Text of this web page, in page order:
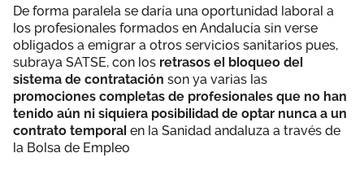
De forma paralela se daría una oportunidad laboral a
los profesionales formados en Andalucía sin verse
obligados a emigrar a otros servicios sanitarios pues,
subraya SATSE, con los retrasos el bloqueo del
sistema de contratación son ya varias las
promociones completas de profesionales que no han
tenido aún ni siquiera posibilidad de optar nunca a un
contrato temporal en la Sanidad andaluza a través de
la Bolsa de Empleo